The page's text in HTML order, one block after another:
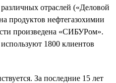
отраслей («Деловой
продуктов нефтегазохимии
произведена «СИБУРом».
1800 клиентов
За последние 15 лет